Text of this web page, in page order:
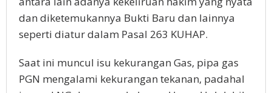
dan diketemukannya Bukti Baru dan lainnya
seperti diatur dalam Pasal 263 KUHAP.
Saat ini muncul isu kekurangan Gas, pipa gas
PGN mengalami kekurangan tekanan, padahal